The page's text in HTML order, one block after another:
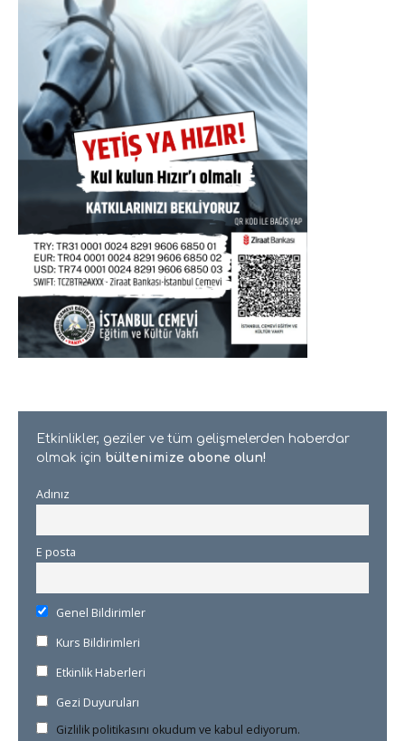
Etkinlikler, geziler ve tüm gelişmelerden haberdar
olmak için bültenimize abone olun!
Adınız
E posta
Genel Bildirimler
Kurs Bildirimleri
Etkinlik Haberleri
Gezi Duyuruları
Gizlilik politikasını okudum ve kabul ediyorum.